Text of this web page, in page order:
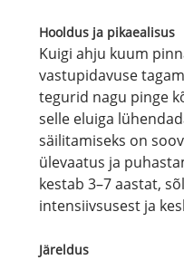
Hooldus ja pikaealisus
Kuigi ahju kuum
vastupidavuse
tegurid nagu pinge
selle eluiga
säilitamiseks on
ülevaatus ja
kestab 3–7 aastat,
intensiivsusest ja
Järeldus